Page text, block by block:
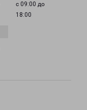
с 09:00 до
18:00